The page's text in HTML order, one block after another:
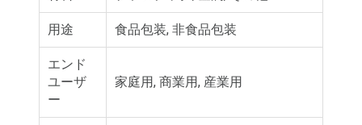
用途 食品包装, 非食品包装
エンド
ユーザ
ー
家庭用, 商業用, 産業用